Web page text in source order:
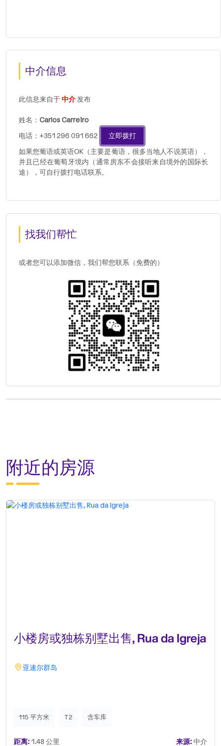
中介信息
此信息来自于中介发布
姓名： Carlos Carreiro
电话：+351 296 091 662
立即拨打
如果您葡语或英语OK（主要是葡语，很多当地人不说英语），
并且已经在葡萄牙境内（通常房东不会接听来自境外的国际长
途），可自行拨打电话联系。
找我们帮忙
或者您可以添加微信，我们帮您联系（免费的）
附近的房源
小楼房或独栋别墅出售, Rua da Igreja
亚速尔群岛
115 平方米 T2 含车库
距离:1.48 公里 来源:中介